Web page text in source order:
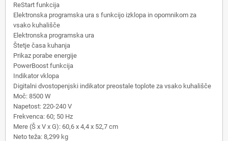
ReStart funkcija
Elektronska programska ura s funkcijo izklopa in opomnikom za
vsako kuhališče
Elektronska programska ura
Štetje časa kuhanja
Prikaz porabe energije
PowerBoost funkcija
Indikator vklopa
Digitalni dvostopenjski indikator preostale toplote za vsako kuhališče
Moč: 8500 W
Napetost: 220-240 V
Frekvenca: 60; 50 Hz
Mere (Š x V x G): 60,6 x 4,4 x 52,7 cm
Neto teža: 8,299 kg